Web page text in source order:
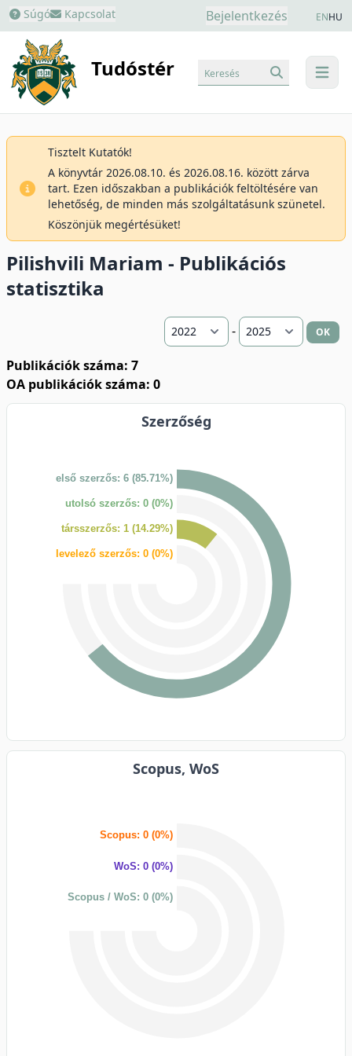
Súgó Kapcsolat Bejelentkezés ENHU
Tudóstér menu
Keresés
Tisztelt Kutatók!
A könyvtár 2026.08.10. és 2026.08.16. között zárva
tart. Ezen időszakban a publikációk feltöltésére van
lehetőség, de minden más szolgáltatásunk szünetel.
Köszönjük megértésüket!
Pilishvili Mariam - Publikációs
statisztika
- OK
Publikációk száma: 7
OA publikációk száma: 0
Szerzőség
első szerzős: 6 (85.71%)
utolsó szerzős: 0 (0%)
társszerzős: 1 (14.29%)
levelező szerzős: 0 (0%)
Scopus, WoS
Scopus: 0 (0%)
WoS: 0 (0%)
Scopus / WoS: 0 (0%)